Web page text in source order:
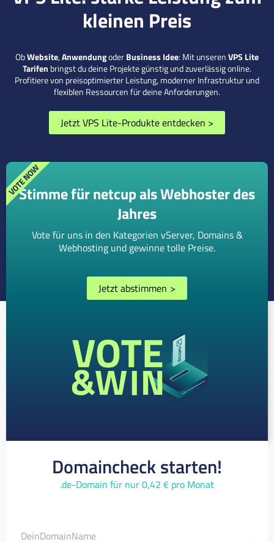
kleinen Preis
ObWebsite,AnwendungoderBusiness Idee: Mit unserenVPS Lite
Tarifen bringst du deine Projekte günstig und zuverlässig online.
Profitiere von preisoptimierter Leistung, moderner Infrastruktur und
flexiblen Ressourcen für deine Anforderungen.
Jetzt VPS Lite-Produkte entdecken >
Stimme für netcup als Webhoster des
Jahres
Vote für uns in den Kategorien vServer, Domains &
Webhosting und gewinne tolle Preise.
Jetzt abstimmen >
Domaincheck starten!
.de-Domain für nur 0,42 € pro Monat